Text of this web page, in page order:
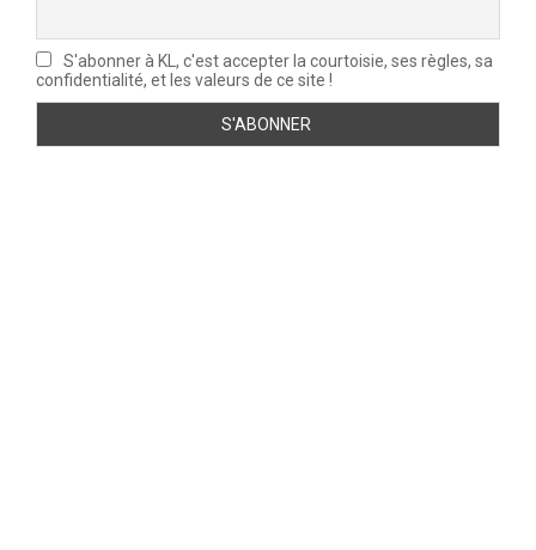
S'abonner à KL, c'est accepter la courtoisie, ses règles, sa
confidentialité, et les valeurs de ce site !